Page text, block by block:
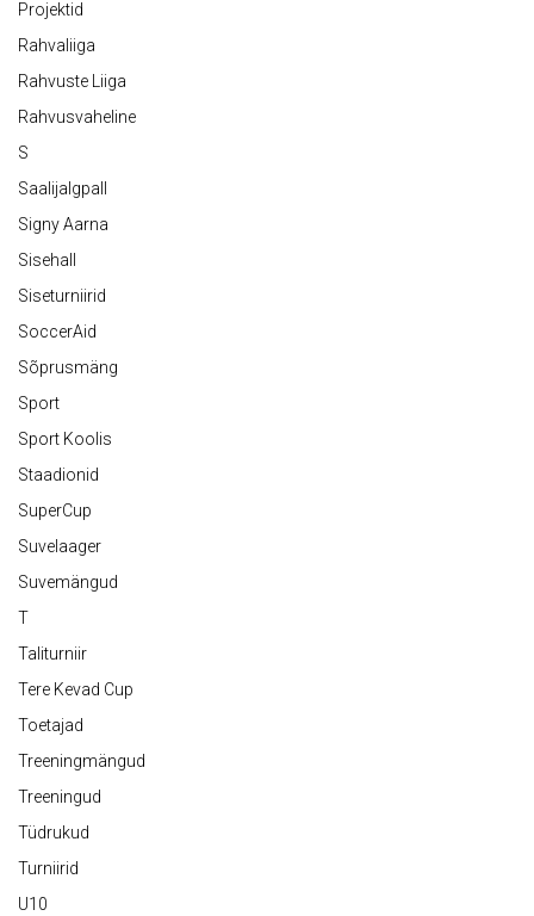
Projektid
Rahvaliiga
Rahvuste Liiga
Rahvusvaheline
S
Saalijalgpall
Signy Aarna
Sisehall
Siseturniirid
SoccerAid
Sõprusmäng
Sport
Sport Koolis
Staadionid
SuperCup
Suvelaager
Suvemängud
T
Taliturniir
Tere Kevad Cup
Toetajad
Treeningmängud
Treeningud
Tüdrukud
Turniirid
U10